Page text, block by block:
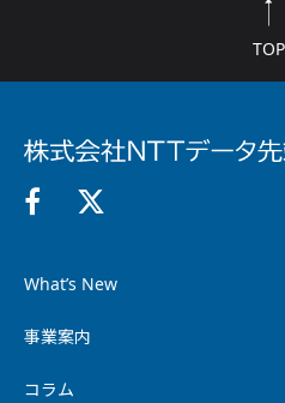
TOP
What’s New
事業案内
コラム